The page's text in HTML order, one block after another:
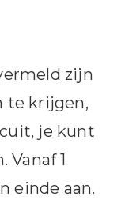
zijn
te krijgen,
je kunt
1
einde aan.